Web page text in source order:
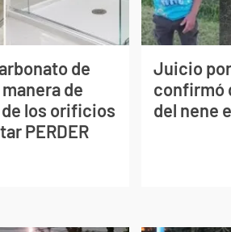
de
de
los orificios
PERDER
Juicio
confirmó
del nene